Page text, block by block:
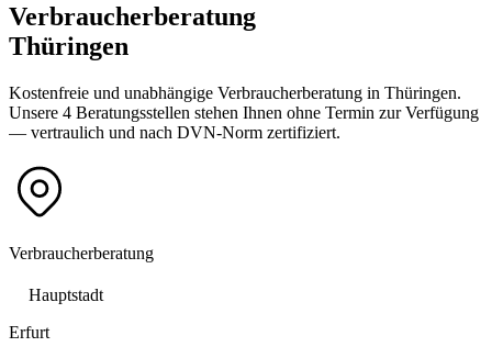
Verbraucherberatung
Thüringen
Kostenfreie und unabhängige Verbraucherberatung in Thüringen.
Unsere 4 Beratungsstellen stehen Ihnen ohne Termin zur Verfügung
— vertraulich und nach DVN-Norm zertifiziert.
Verbraucherberatung
Hauptstadt
Erfurt